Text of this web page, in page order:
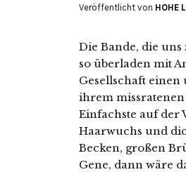
Veröffentlicht von HOHE
Die Bande, die
so überladen mit
Gesellschaft einen
ihrem missratenen
Einfachste auf der
Haarwuchs und
Becken, großen
Gene, dann wäre